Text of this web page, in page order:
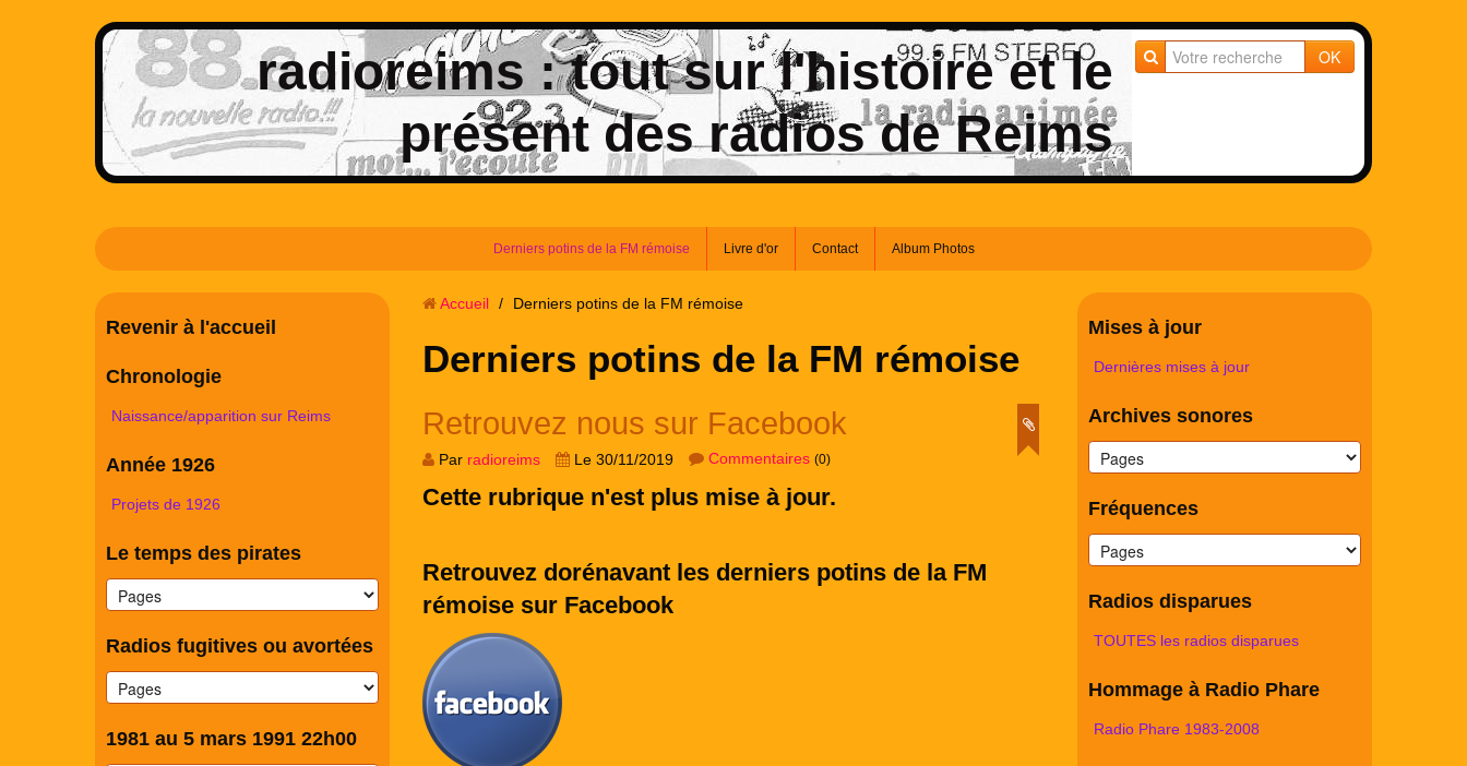
OK
radioreims : tout sur l'histoire et le
présent des radios de Reims
Derniers potins de la FM rémoise Livre d'or Contact Album Photos
Revenir à l'accueil
Chronologie
Naissance/apparition sur Reims
Année 1926
Projets de 1926
Le temps des pirates
Radios fugitives ou avortées
1981 au 5 mars 1991 22h00
Accueil / Derniers potins de la FM rémoise
Derniers potins de la FM rémoise
Retrouvez nous sur Facebook
Par radioreims Le 30/11/2019 Commentaires (0)
Cette rubrique n'est plus mise à jour.
Retrouvez dorénavant les derniers potins de la FM
rémoise sur Facebook
Mises à jour
Dernières mises à jour
Archives sonores
Fréquences
Radios disparues
TOUTES les radios disparues
Hommage à Radio Phare
Radio Phare 1983-2008